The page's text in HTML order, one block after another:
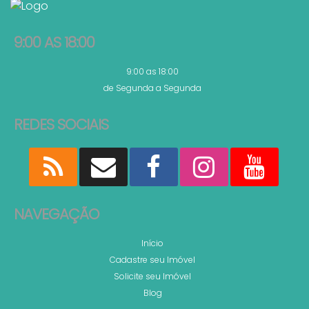
R$3.990.000,00
Magnólia Apartamento 4 Suítes Vista Mar Canto
4
VISTA MAR
2.350.000,00
9:00 AS 18:00
9:00 as 18:00
de Segunda a Segunda
REDES SOCIAIS
NAVEGAÇÃO
Início
Cadastre seu Imóvel
Solicite seu Imóvel
Blog